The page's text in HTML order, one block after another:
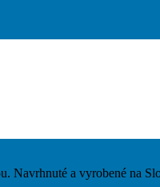
Navrhnuté a vyrobené na